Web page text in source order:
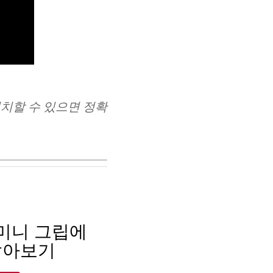
할 수 있으면 정확
니 그립에
보기